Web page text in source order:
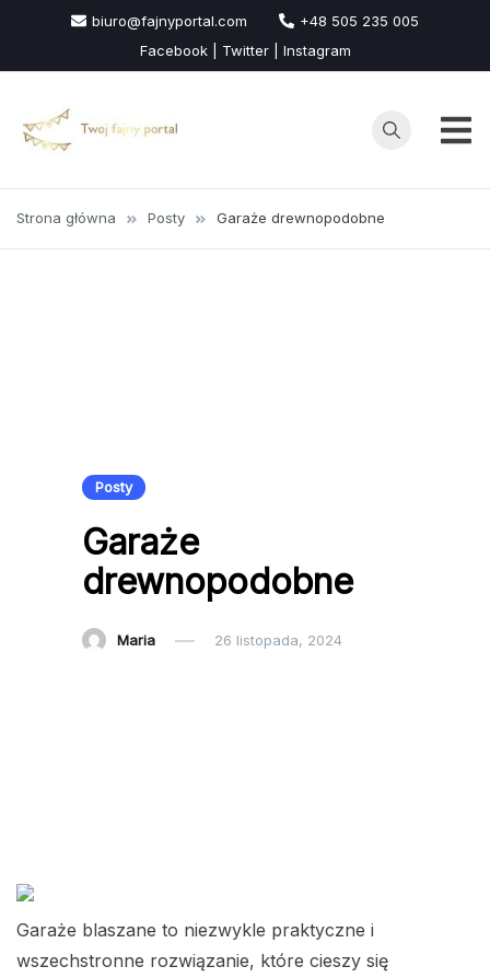
treści
biuro@fajnyportal.com
+48 505 235 005
Facebook | Twitter | Instagram
Strona główna Posty Garaże drewnopodobne
Posty
Garaże
drewnopodobne
Maria 26 listopada, 2024
Garaże blaszane to niezwykle praktyczne i
wszechstronne rozwiązanie, które cieszy się